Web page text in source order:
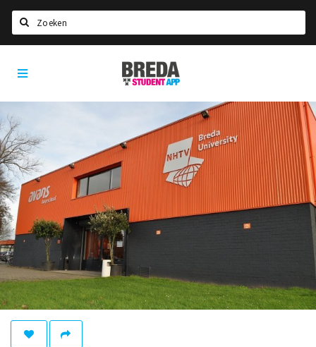
HOME
STUDEREN
Voel je thuis in Breda | GoodMood
Welkom in Breda
Studentenverenigingen
Studentenraad
Studentenroutes
New in town? Check FAQ!
WONEN
Woonruimte
Inschrijven gemeente
Breda
Student